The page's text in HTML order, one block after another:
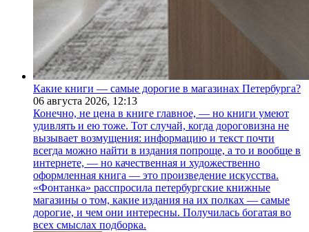
Какие книги — самые дорогие в магазинах Петербурга?
06 августа 2026, 12:13
Конечно, не цена в книге главное, — но книги умеют
удивлять и ею тоже. Тот случай, когда дороговизна не
вызывает возмущения: информацию и текст почти
всегда можно найти в издания попроще, а то и вообще в
интернете, — но качественная и художественно
оформленная книга — это произведение искусства.
«Фонтанка» расспросила петербургские книжные
магазины о том, какие издания на их полках — самые
дорогие, и чем они интересны. Получилась богатая во
всех смыслах подборка.